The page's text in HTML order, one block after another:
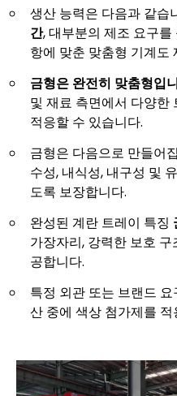
생산 능력은 다음과 같습
간, 대부분의 제조 요구
항에 맞춘 맞춤형 기계도
금형은 완전히 맞춤형입
및 재료 측면에서 다양한
적응할 수 있습니다.
금형은 다음으로 만들어
수성, 내식성, 내구성 및
도록 보장합니다.
완성된 계란 트레이 특징
가장자리, 강력한 보호
공합니다.
특정 외관 또는 브랜드
산 중에 색상 첨가제를